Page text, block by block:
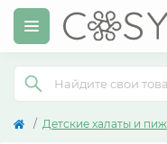
Детские халаты и